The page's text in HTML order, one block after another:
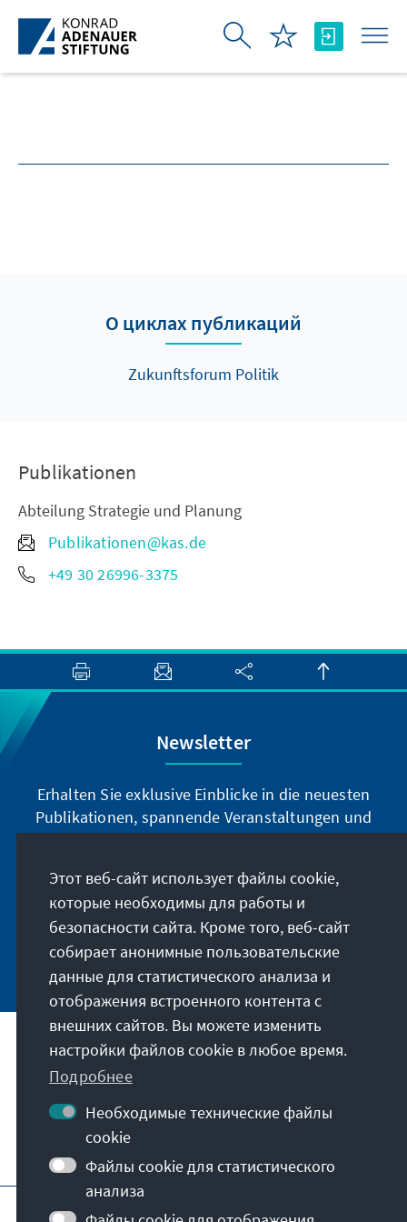
Skip to Main Content
О циклах публикаций
Zukunftsforum Politik
Publikationen
Abteilung Strategie und Planung
Publikationen@kas.de
+49 30 26996-3375
Newsletter
Erhalten Sie exklusive Einblicke in die neuesten
Publikationen, spannende Veranstaltungen und
Projekte direkt von unserer Vorsitzenden
jetzt unseren Newsletter und bleiben Sie immer
auf dem Laufenden.
Jetzt abonnieren
Наша миссия
Контакты
Другие предложения от фонда
Отпечаток
Этот веб-сайт использует файлы cookie,
которые необходимы для работы и
безопасности сайта. Кроме того, веб-сайт
собирает анонимные пользовательские
данные для статистического анализа и
отображения встроенного контента с
внешних сайтов. Вы можете изменить
настройки файлов cookie в любое время.
Подробнее
Необходимые технические файлы
cookie
Файлы cookie для статистического
анализа